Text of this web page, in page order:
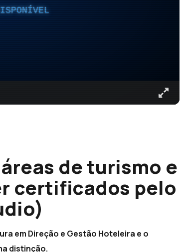
de turismo e
certificados pelo
em Direção e Gestão Hoteleira e o
distinção.